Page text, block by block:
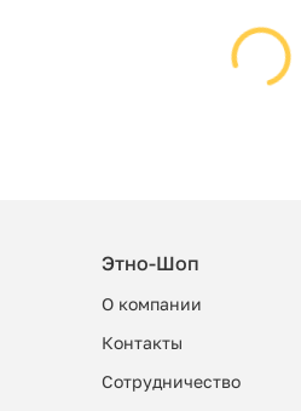
Этно-Шоп
О компании
Контакты
Сотрудничество